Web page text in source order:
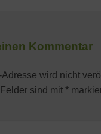
Kommentar
wird nicht
sind mit *